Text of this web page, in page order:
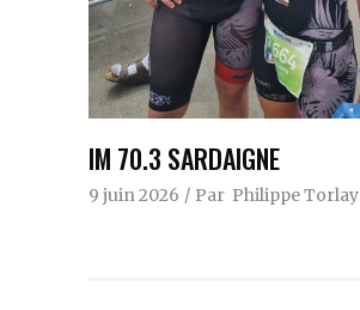
IM 70.3 SARDAIGNE
9 juin 2026 Par Philippe Torlay